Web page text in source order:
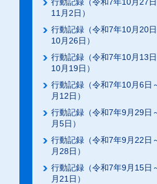
11月2日）
行動記録（令和7年10月20日
10月26日）
行動記録（令和7年10月13日
10月19日）
行動記録（令和7年10月6日
月12日）
行動記録（令和7年9月29日
月5日）
行動記録（令和7年9月22日
月28日）
行動記録（令和7年9月15日
月21日）